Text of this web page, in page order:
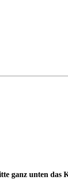
ganz unten das